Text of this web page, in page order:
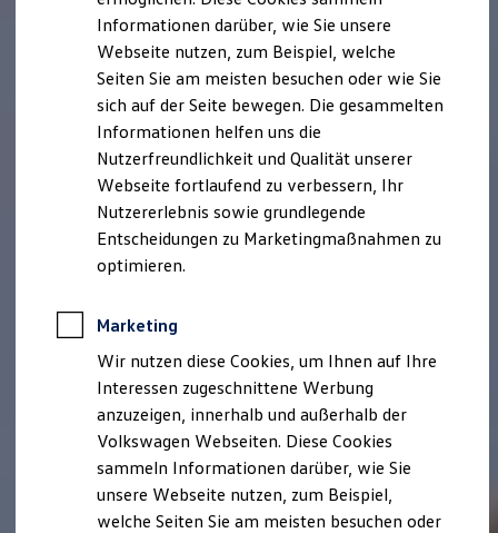
Garantien
Kfz-Versicherung für Nutzfahrzeuge
Restschuldversicherung
Wartungsverträge
Besitzer & Service
Reparatur & Service
Sommer-Special
Reparatur, Pflege & Inspektion
Servicetermin anfragen
Service-Vorteile bei Volkswagen Nutzfahrzeuge
ServicePlus
Economy Service
Räder & Reifen Service
Ersatzfahrzeuge
Software, Konnektivität & Apps
California App
VW Connect für Ihren ID. Buzz
VW Connect für Ihren Transporter/Caravelle
VW Connect für Ihren Amarok
VW Connect für andere Modelle
Connect Pro
Fleet Interface Data
Multistop Pathfinder
Übersicht Software Updates
Hilfreiches für Besitzer
Informationen darüber, wie Sie unsere
Webseite nutzen, zum Beispiel, welche
Seiten Sie am meisten besuchen oder wie Sie
sich auf der Seite bewegen. Die gesammelten
Informationen helfen uns die
Nutzerfreundlichkeit und Qualität unserer
Webseite fortlaufend zu verbessern, Ihr
Nutzererlebnis sowie grundlegende
Entscheidungen zu Marketingmaßnahmen zu
optimieren.
Marketing
Wir nutzen diese Cookies, um Ihnen auf Ihre
Interessen zugeschnittene Werbung
anzuzeigen, innerhalb und außerhalb der
Volkswagen Webseiten. Diese Cookies
sammeln Informationen darüber, wie Sie
unsere Webseite nutzen, zum Beispiel,
welche Seiten Sie am meisten besuchen oder